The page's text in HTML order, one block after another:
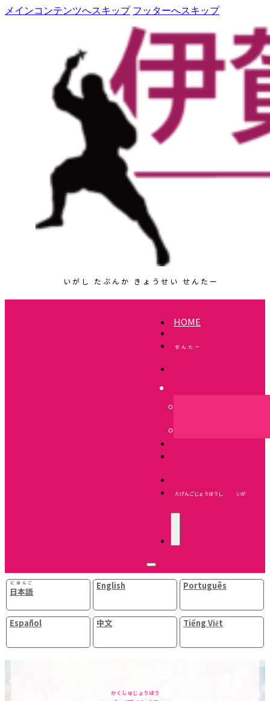
メインコンテンツへスキップ フッターへスキップ
いがし たぶんか きょうせい せんたー
HOME
せんたー
たげんごじょうほうし いが
日本語
にほんご English Português
Español 中文 Tiếng Việt
かくしゅじょうほう